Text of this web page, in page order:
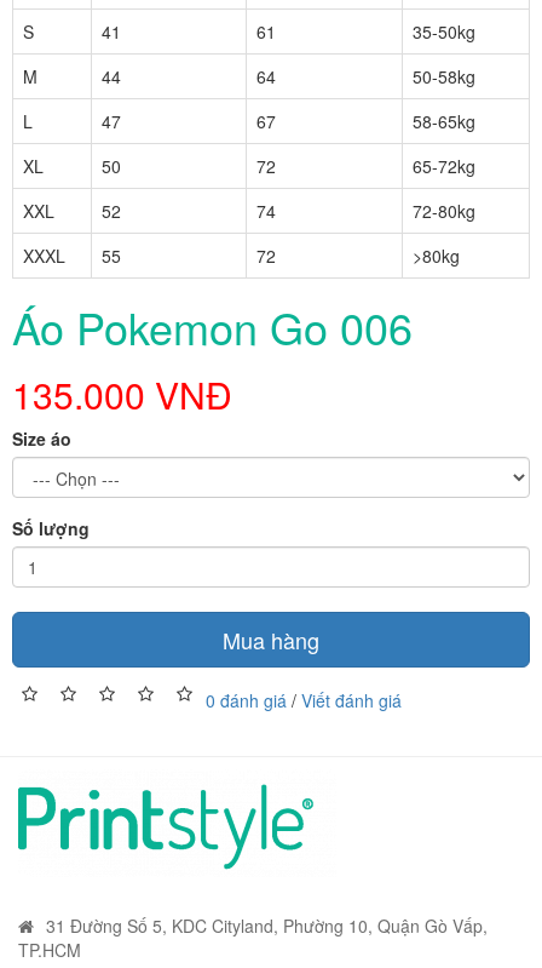
S
41 61
35-50kg
M
44 64
50-58kg
L
47 67
58-65kg
XL
50 72
65-72kg
XXL
52 74
72-80kg
XXXL
55 72 >80kg
Áo Pokemon Go 006
135.000 VNĐ
Size áo
Số lượng
Mua hàng
0 đánh giá / Viết đánh giá
31 Đường Số 5, KDC Cityland, Phường 10, Quận Gò Vấp,
TP.HCM